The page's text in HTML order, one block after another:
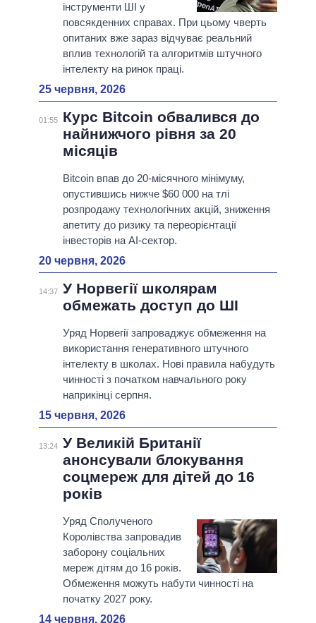
інструменти ШІ у
повсякденних справах. При цьому чверть
опитаних вже зараз відчуває реальний
вплив технологій та алгоритмів штучного
інтелекту на ринок праці.
25 червня, 2026
01:55
Курс Bitcoin обвалився до
найнижчого рівня за 20
місяців
Bitcoin впав до 20-місячного мінімуму,
опустившись нижче $60 000 на тлі
розпродажу технологічних акцій, зниження
апетиту до ризику та переорієнтації
інвесторів на AI-сектор.
20 червня, 2026
14:37 У Норвегії школярам
обмежать доступ до ШІ
Уряд Норвегії запроваджує обмеження на
використання генеративного штучного
інтелекту в школах. Нові правила набудуть
чинності з початком навчального року
наприкінці серпня.
15 червня, 2026
13:24 У Великій Британії
анонсували блокування
соцмереж для дітей до 16
років
Уряд Сполученого
Королівства запровадив
заборону соціальних
мереж дітям до 16 років.
Обмеження можуть набути чинності на
початку 2027 року.
14 червня, 2026